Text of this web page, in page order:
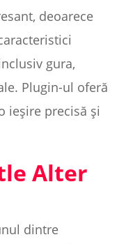
deoarece
gura,
Plugin-ul oferă
ieșire precisă și
Alter
dintre